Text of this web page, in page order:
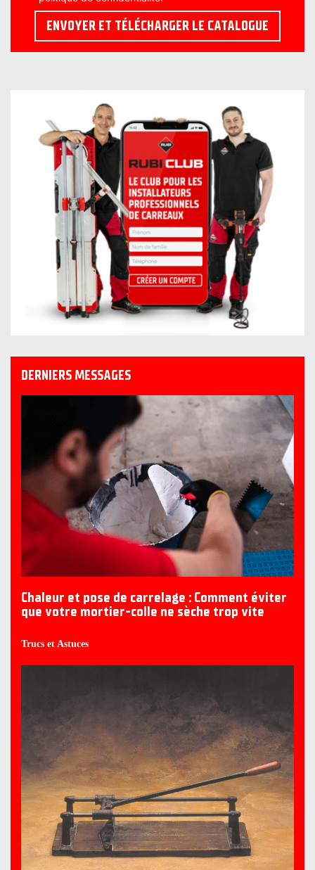
DERNIERS MESSAGES
Chaleur et pose de carrelage : Comment éviter
que votre mortier-colle ne sèche trop vite
Trucs et Astuces